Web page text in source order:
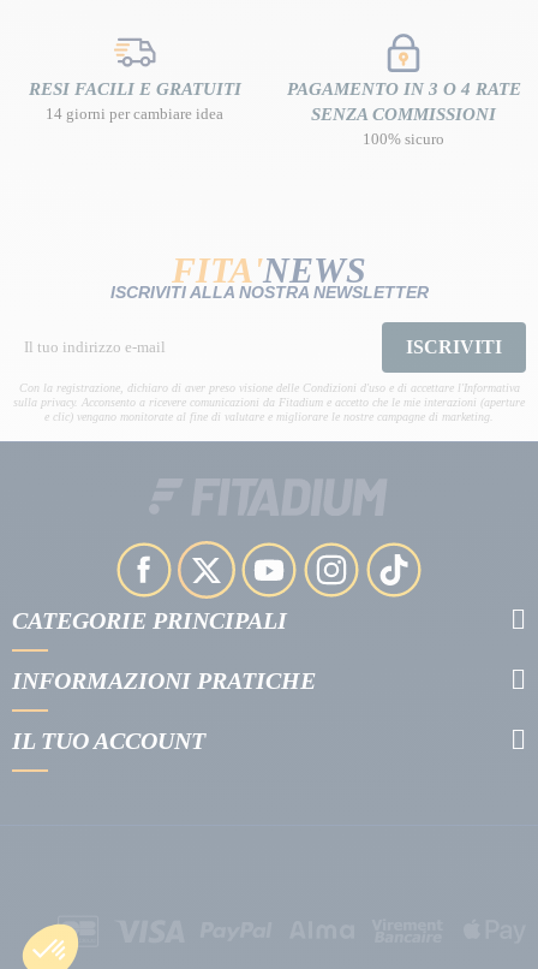
RESI FACILI E GRATUITI
14 giorni per cambiare idea
PAGAMENTO IN 3 O 4 RATE
SENZA COMMISSIONI
100% sicuro
FITA'NEWS
ISCRIVITI ALLA NOSTRA NEWSLETTER
ISCRIVITI
Con la registrazione, dichiaro di aver preso visione delle Condizioni d'uso e di accettare l'Informativa
sulla privacy. Acconsento a ricevere comunicazioni da Fitadium e accetto che le mie interazioni (aperture
e clic) vengano monitorate al fine di valutare e migliorare le nostre campagne di marketing.
CATEGORIE PRINCIPALI
INFORMAZIONI PRATICHE
IL TUO ACCOUNT